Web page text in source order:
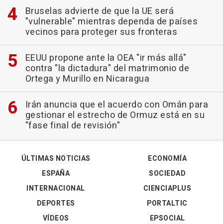
Bruselas advierte de que la UE será
"vulnerable" mientras dependa de países
vecinos para proteger sus fronteras
EEUU propone ante la OEA "ir más allá"
contra "la dictadura" del matrimonio de
Ortega y Murillo en Nicaragua
Irán anuncia que el acuerdo con Omán para
gestionar el estrecho de Ormuz está en su
"fase final de revisión"
ÚLTIMAS NOTICIAS
ESPAÑA
INTERNACIONAL
DEPORTES
VÍDEOS
ECONOMÍA
SOCIEDAD
CIENCIAPLUS
PORTALTIC
EPSOCIAL